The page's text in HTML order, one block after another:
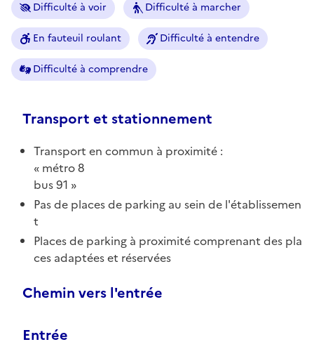
Difficulté à voir Difficulté à marcher
En fauteuil roulant Difficulté à entendre
Difficulté à comprendre
Transport et stationnement
Transport en commun à proximité :
métro 8
bus 91
Pas de places de parking au sein de l'établissemen
t
Places de parking à proximité comprenant des pla
ces adaptées et réservées
Chemin vers l'entrée
Entrée